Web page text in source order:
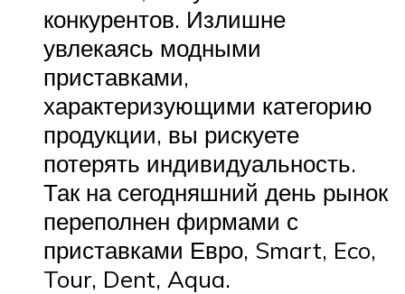
конкурентов. Излишне
увлекаясь модными
приставками,
характеризующими категорию
продукции, вы рискуете
потерять индивидуальность.
Так на сегодняшний день рынок
переполнен фирмами с
приставками Евро, Smart, Eco,
Tour, Dent, Aqua.